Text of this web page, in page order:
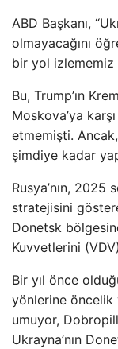
ABD Başkanı,
olmayacağını
bir yol izlememiz
Bu, Trump’ın
Moskova’ya
etmemişti.
şimdiye kadar
Rusya’nın, 2025
stratejisini
Donetsk
Kuvvetlerini
Bir yıl önce
yönlerine öncelik
umuyor,
Ukrayna’nın